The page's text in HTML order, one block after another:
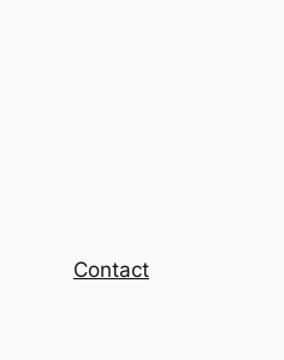
Contact